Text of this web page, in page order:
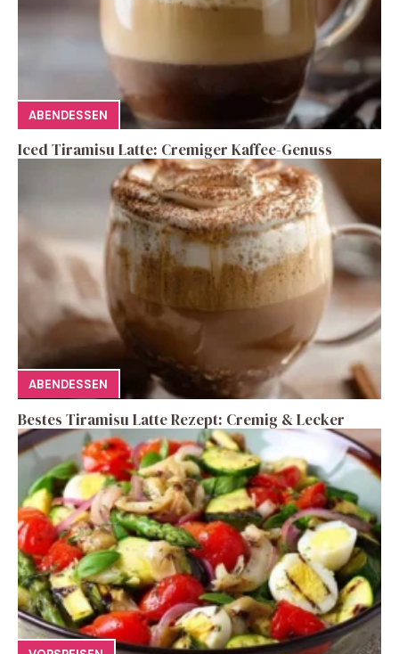
ABENDESSEN
Iced Tiramisu Latte: Cremiger Kaffee-Genuss
ABENDESSEN
Bestes Tiramisu Latte Rezept: Cremig & Lecker